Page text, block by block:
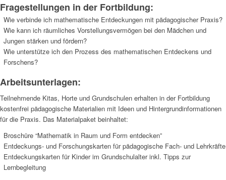
Fragestellungen in der Fortbildung:
Wie verbinde ich mathematische Entdeckungen mit pädagogischer Praxis?
Wie kann ich räumliches Vorstellungsvermögen bei den Mädchen und
Jungen stärken und fördern?
Wie unterstütze ich den Prozess des mathematischen Entdeckens und
Forschens?
Arbeitsunterlagen:
Teilnehmende Kitas, Horte und Grundschulen erhalten in der Fortbildung
kostenfrei pädagogische Materialien mit Ideen und Hintergrundinformationen
für die Praxis. Das Materialpaket beinhaltet:
Broschüre “Mathematik in Raum und Form entdecken”
Entdeckungs- und Forschungskarten für pädagogische Fach- und Lehrkräfte
Entdeckungskarten für Kinder im Grundschulalter inkl. Tipps zur
Lernbegleitung